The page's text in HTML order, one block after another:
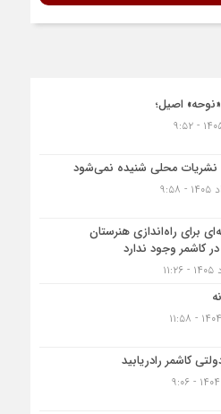
اصیل؛
نشریات محلی شنیده نمی‌شود
برای راه‌اندازی هنرستان
کاشمر وجود ندارد
کاشمر‌ رادریابید